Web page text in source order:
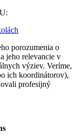
porozumenia o
jeho relevancie v
výziev. Veríme,
ich koordinátorov),
profesijný